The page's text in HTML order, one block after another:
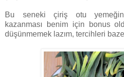
Bu seneki çiriş otu
kazanması benim için bonus
düşünmemek lazım, tercihleri